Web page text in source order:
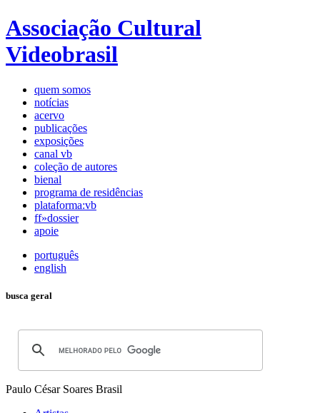
Associação Cultural
Videobrasil
quem somos
notícias
acervo
publicações
exposições
canal vb
coleção de autores
bienal
programa de residências
plataforma:vb
ff»dossier
apoie
português
english
busca geral
Paulo César Soares Brasil